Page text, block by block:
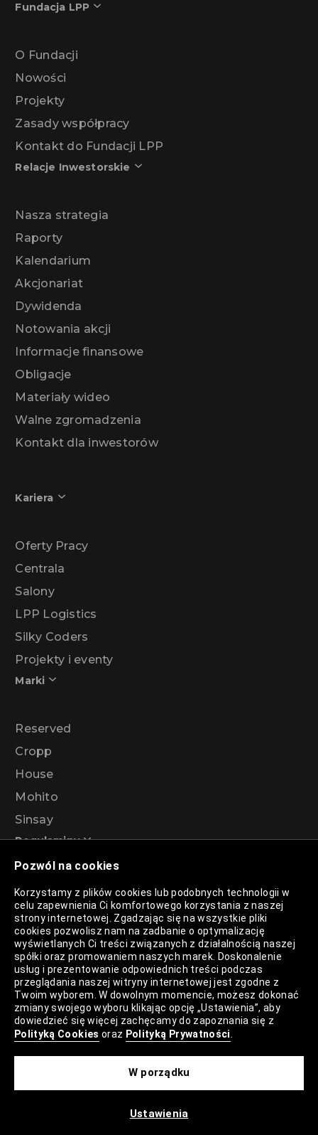
Pozwól na cookies
Korzystamy z plików cookies lub podobnych technologii w
celu zapewnienia Ci komfortowego korzystania z naszej
strony internetowej. Zgadzając się na wszystkie pliki
cookies pozwolisz nam na zadbanie o optymalizację
wyświetlanych Ci treści związanych z działalnością naszej
spółki oraz promowaniem naszych marek. Doskonalenie
usług i prezentowanie odpowiednich treści podczas
przeglądania naszej witryny internetowej jest zgodne z
Twoim wyborem. W dowolnym momencie, możesz dokonać
zmiany swojego wyboru klikając opcję „Ustawienia”, aby
dowiedzieć się więcej zachęcamy do zapoznania się z
Polityką Cookies oraz Polityką Prywatności
Ustawienia
W porządku
Fundacja LPP
O Fundacji
Nowości
Projekty
Zasady współpracy
Kontakt do Fundacji LPP
Relacje Inwestorskie
Nasza strategia
Raporty
Kalendarium
Akcjonariat
Dywidenda
Notowania akcji
Informacje finansowe
Obligacje
Materiały wideo
Walne zgromadzenia
Kontakt dla inwestorów
Kariera
Oferty Pracy
Centrala
Salony
LPP Logistics
Silky Coders
Projekty i eventy
Marki
Reserved
Cropp
House
Mohito
Sinsay
Regulaminy
Regulamin akcji promocyjnej – Program
rabatowy 99%
Polityka Prywatności
Polityka Plików Cookies
Lista Plików Cookies
Lista Zaufanych Partnerów
Ustawienia Cookies